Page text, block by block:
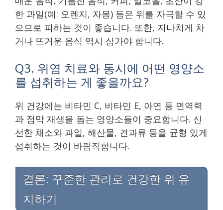
한 과일(예: 오렌지, 자몽) 등은 위를 자극할 수 있
으므로 피하는 것이 좋습니다. 또한, 지나치게 차
거나 뜨거운 음식 역시 삼가야 합니다.
Q3. 위염 치료와 동시에 어떤 영양소
를 섭취하는 게 좋을까요?
위 건강에는 비타민 C, 비타민 E, 아연 등 면역력
과 점막 재생을 돕는 영양소들이 중요합니다. 신
선한 채소와 과일, 해산물, 견과류 등을 균형 있게
섭취하는 것이 바람직합니다.
결론: 꾸준한 관리로 건강한 위 유
지하기